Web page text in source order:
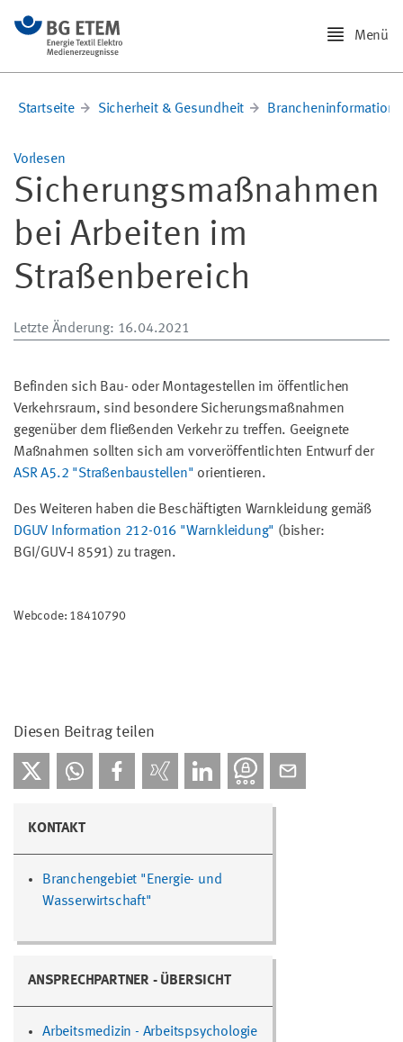
Menü
Startseite Sicherheit & Gesundheit
Vorlesen
Sicherungsmaßnahmen
bei Arbeiten im
Straßenbereich
Letzte Änderung: 16.04.2021
Befinden sich Bau- oder Montagestellen im öffentlichen
Verkehrsraum, sind besondere Sicherungsmaßnahmen
gegenüber dem fließenden Verkehr zu treffen. Geeignete
Maßnahmen sollten sich am vorveröffentlichten Entwurf der
ASR A5.2 "Straßenbaustellen" orientieren.
Des Weiteren haben die Beschäftigten Warnkleidung gemäß
DGUV Information 212-016 "Warnkleidung" (bisher:
BGI/GUV‑I 8591) zu tragen.
Webcode: 18410790
Diesen Beitrag teilen
KONTAKT
Branchengebiet "Energie- und
Wasserwirtschaft"
ANSPRECHPARTNER - ÜBERSICHT
Arbeitsmedizin - Arbeitspsychologie